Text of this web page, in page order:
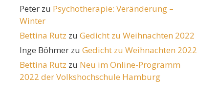
Peter zu Psychotherapie: Veränderung –
Winter
Bettina Rutz zu Gedicht zu Weihnachten 2022
Inge Böhmer zu Gedicht zu Weihnachten 2022
Bettina Rutz zu Neu im Online-Programm
2022 der Volkshochschule Hamburg